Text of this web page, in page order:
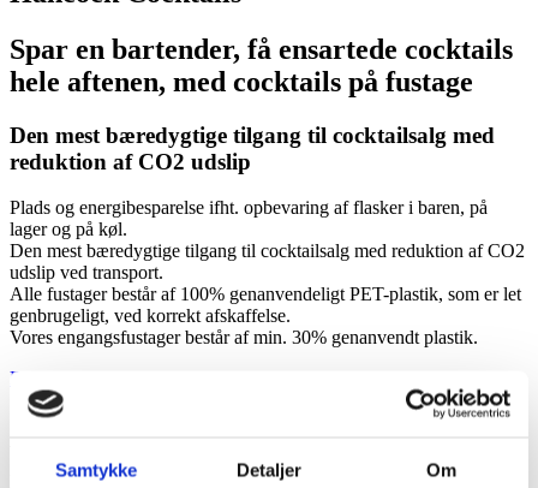
Samtykke Detaljer Om
Spar en bartender, få ensartede cocktails
hele aftenen, med cocktails på fustage
Den mest bæredygtige tilgang til cocktailsalg med
reduktion af CO2 udslip
Plads og energibesparelse ifht. opbevaring af flasker i baren, på
lager og på køl.
Den mest bæredygtige tilgang til cocktailsalg med reduktion af CO2
udslip ved transport.
Alle fustager består af 100% genanvendeligt PET-plastik, som er let
genbrugeligt, ved korrekt afskaffelse.
Vores engangsfustager består af min. 30% genanvendt plastik.
Bestil cocktails her
Frisk og sødlig abrikos med lang eftersmag. Indeholder saften af